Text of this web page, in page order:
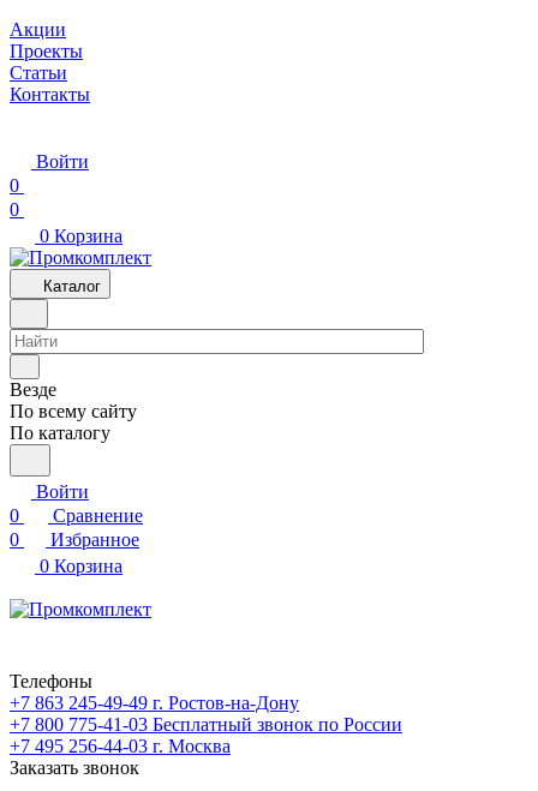
Акции
Проекты
Статьи
Контакты
Войти
0
0
0 Корзина
Каталог
Везде
По всему сайту
По каталогу
Войти
0
Сравнение
0
Избранное
0 Корзина
Телефоны
+7 863 245-49-49 г. Ростов-на-Дону
+7 800 775-41-03 Бесплатный звонок по России
+7 495 256-44-03 г. Москва
Заказать звонок